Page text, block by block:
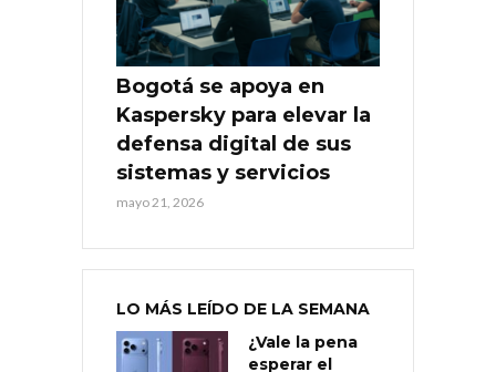
Bogotá se apoya en
Kaspersky para elevar la
defensa digital de sus
sistemas y servicios
mayo 21, 2026
LO MÁS LEÍDO DE LA SEMANA
¿Vale la pena
esperar el